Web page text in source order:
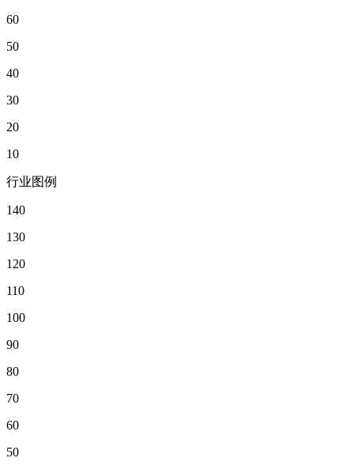
60
50
40
30
20
10
行业图例
140
130
120
110
100
90
80
70
60
50